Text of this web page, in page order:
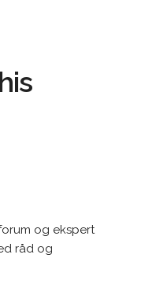
og ekspert
råd og